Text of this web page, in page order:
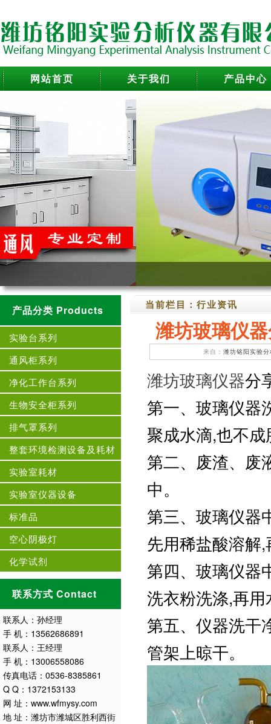
网站首页 关于我们 产品中心
产品分类 Products
实验台系列
通风柜系列
净化工作台系列
生物安全柜系列
排气罩系列
整套环境检测设备及耗材
实验室耗材
实验室仪器设备
标准品
空心阴极灯
化学试剂
联系方式 Contact
联系人：孙经理
手 机：13562686891
联系人：王经理
手 机：13006558086
传真电话：0536-8385861
Q Q：1372153133
网 址：www.wfmysy.com
地 址：潍坊市潍城区胜利西街
当前栏目： 行业资讯
潍坊玻璃仪
来自： 潍坊铭阳实验
潍坊玻璃仪器分
第一、玻璃仪器
聚成水滴,也不
第二、废渣、废
中。
第三、玻璃仪器
先用稀盐酸溶解
第四、玻璃仪器
洗衣粉洗涤,再
第五、仪器洗干
管架上晾干。